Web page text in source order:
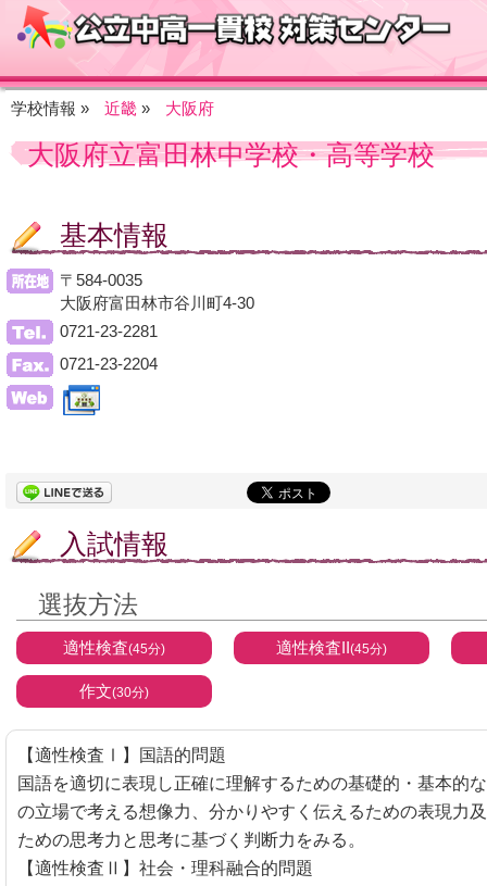
学校情報 » 近畿 » 大阪府
大阪府立富田林中学校・高等学校
基本情報
〒584-0035
大阪府富田林市谷川町4-30
0721-23-2281
0721-23-2204
入試情報
選抜方法
適性検査(45分) 適性検査II (45分)
作文(30分)
【適性検査Ⅰ】国語的問題
国語を適切に表現し正確に理解するための基礎的・基本的
の立場で考える想像力、分かりやすく伝えるための表現力
ための思考力と思考に基づく判断力をみる。
【適性検査Ⅱ】社会・理科融合的問題